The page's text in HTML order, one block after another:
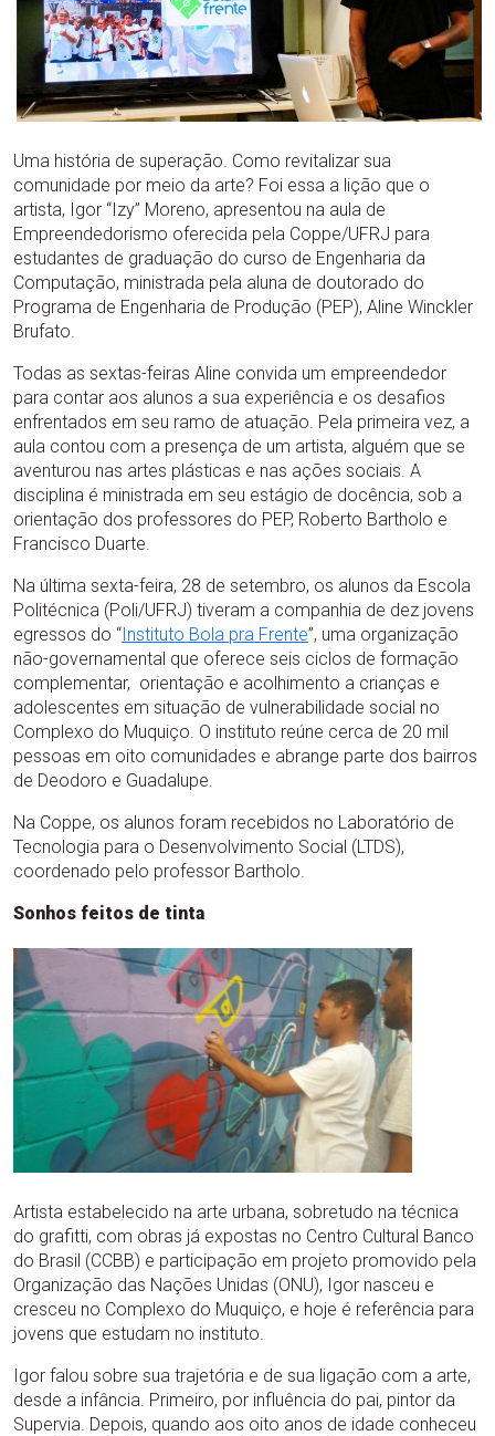
Uma história de superação. Como revitalizar sua
comunidade por meio da arte? Foi essa a lição que o
artista, Igor “Izy” Moreno, apresentou na aula de
Empreendedorismo oferecida pela Coppe/UFRJ para
estudantes de graduação do curso de Engenharia da
Computação, ministrada pela aluna de doutorado do
Programa de Engenharia de Produção (PEP), Aline Winckler
Brufato.
Todas as sextas-feiras Aline convida um empreendedor
para contar aos alunos a sua experiência e os desafios
enfrentados em seu ramo de atuação. Pela primeira vez, a
aula contou com a presença de um artista, alguém que se
aventurou nas artes plásticas e nas ações sociais. A
disciplina é ministrada em seu estágio de docência, sob a
orientação dos professores do PEP, Roberto Bartholo e
Francisco Duarte.
Na última sexta-feira, 28 de setembro, os alunos da Escola
Politécnica (Poli/UFRJ) tiveram a companhia de dez jovens
egressos do “Instituto Bola pra Frente”, uma organização
não-governamental que oferece seis ciclos de formação
complementar, orientação e acolhimento a crianças e
adolescentes em situação de vulnerabilidade social no
Complexo do Muquiço. O instituto reúne cerca de 20 mil
pessoas em oito comunidades e abrange parte dos bairros
de Deodoro e Guadalupe.
Na Coppe, os alunos foram recebidos no Laboratório de
Tecnologia para o Desenvolvimento Social (LTDS),
coordenado pelo professor Bartholo.
Sonhos feitos de tinta
Artista estabelecido na arte urbana, sobretudo na técnica
do grafitti, com obras já expostas no Centro Cultural Banco
do Brasil (CCBB) e participação em projeto promovido pela
Organização das Nações Unidas (ONU), Igor nasceu e
cresceu no Complexo do Muquiço, e hoje é referência para
jovens que estudam no instituto.
Igor falou sobre sua trajetória e de sua ligação com a arte,
desde a infância. Primeiro, por influência do pai, pintor da
Supervia. Depois, quando aos oito anos de idade conheceu